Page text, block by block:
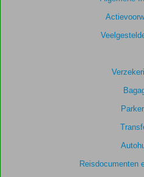
Reisdocumenten